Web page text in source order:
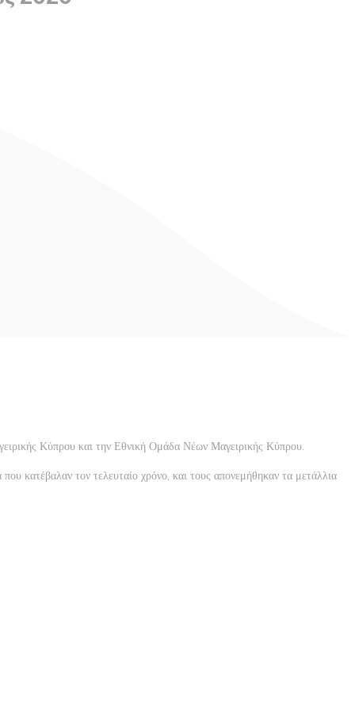
Κύπρου και την Εθνική Ομάδα Νέων Μαγειρικής Κύπρου.
κατέβαλαν τον τελευταίο χρόνο, και τους απονεμήθηκαν τα μετάλλια